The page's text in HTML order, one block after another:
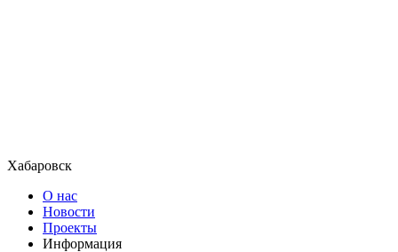
Хабаровск
О нас
Новости
Проекты
Информация